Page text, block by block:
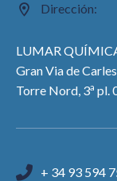
Dirección:
LUMAR
Gran Via de
Torre Nord, 3a pl.
+ 34 93 594